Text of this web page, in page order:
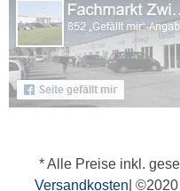
* Alle Preise inkl.
Versandkosten |